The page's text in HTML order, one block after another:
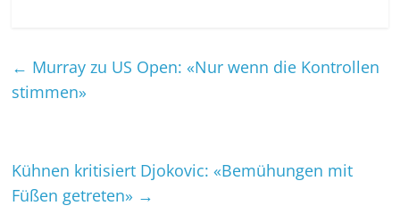
← Murray zu US Open: «Nur wenn die Kontrollen
stimmen»
Kühnen kritisiert Djokovic: «Bemühungen mit
Füßen getreten» →